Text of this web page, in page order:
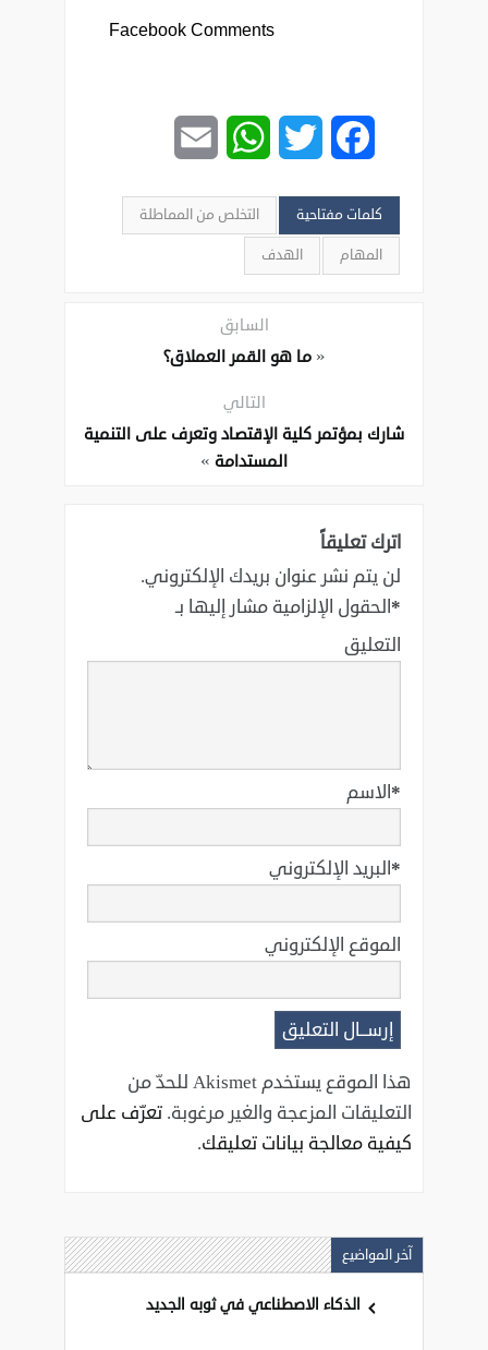
Facebook Comments
Facebook
Twitter
WhatsApp
كلمات مفتاحية التخلص من المماطلة
المهام الهدف
السابق
«ما هو القمر العملاق؟
التالي
شارك بمؤتمر كلية الإقتصاد وتعرف على التنمية
المستدامة »
اترك تعليقاً
لن يتم نشر عنوان بريدك الإلكتروني.
الحقول الإلزامية مشار إليها بـ*
التعليق
الاسم*
البريد الإلكتروني*
الموقع الإلكتروني
هذا الموقع يستخدم Akismet للحدّ من
التعليقات المزعجة والغير مرغوبة. تعرّف على
كيفية معالجة بيانات تعليقك.
آخر المواضيع
الذكاء الاصطناعي في ثوبه الجديد